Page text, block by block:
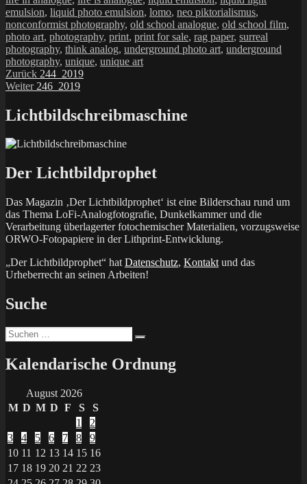
emulsion, liquid photo emulsion, lomo, neo piktorialismus,
nonconformist photography, old school analogue, old school film,
photo art, photography, print, print for sale, rag paper, surreal
photography, think analog, underground photo art, underground
photography, unique, unique art
Beitragsnavigation
Zurück Vorheriger
Beitrag:
244_2019
Weiter Nächster
246_2019
Lichtbildschreibmaschine
Der Lichtbildprophet
Das Magazin ‚Der Lichtbildprophet‘ ist eine Bilderschau rund um
das Thema LoFi-Analogfotografie, Dunkelkammer und die
Verarbeitung überlagerter fotochemischer Materialien, vorzugsweise
ORWO-Fotopapiere in der Lithprint-Entwicklung.
„Der Lichtbildprophet“ hat Datenschutz, Kontakt und das
Urheberrecht an seinen Arbeiten!
Suche
Suchen
nach:
Kalendarische Ordnung
August 2026
M D M D F S
S
1
2
3
4 5 6 7 8
9
10 11 12 13 14 15 16
17 18 19 20 21 22 23